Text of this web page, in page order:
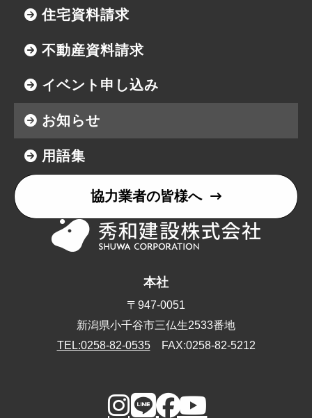
住宅資料請求
不動産資料請求
イベント申し込み
お知らせ
用語集
協力業者の皆様へ
本社
〒947-0051
新潟県小千谷市三仏生2533番地
TEL:0258-82-0535FAX:0258-82-5212